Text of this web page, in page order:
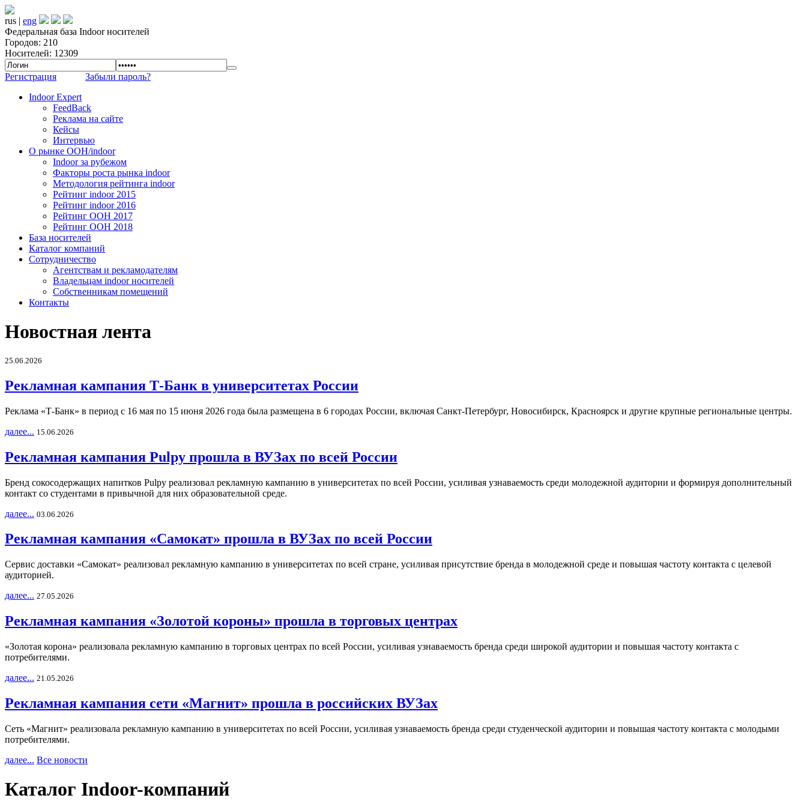
rus | eng
Федеральная база Indoor носителей
Городов: 210
Носителей: 12309
Регистрация
Забыли пароль?
Indoor Expert
FeedBack
Реклама на сайте
Кейсы
Интервью
О рынке OOH/indoor
Indoor за рубежом
Факторы роста рынка indoor
Методология рейтинга indoor
Рейтинг indoor 2015
Рейтинг indoor 2016
Рейтинг OOH 2017
Рейтинг OOH 2018
База носителей
Каталог компаний
Сотрудничество
Агентствам и рекламодателям
Владельцам indoor носителей
Собственникам помещений
Контакты
Новостная лента
25.06.2026
Рекламная кампания Т-Банк в университетах России
Реклама «Т-Банк» в период с 16 мая по 15 июня 2026 года была размещена в 6 городах России, включая Санкт-Петербург, Новосибирск, Красноярск и другие крупные региональные центры.
далее... 15.06.2026
Рекламная кампания Pulpy прошла в ВУЗах по всей России
Бренд сокосодержащих напитков Pulpy реализовал рекламную кампанию в университетах по всей России, усиливая узнаваемость среди молодежной аудитории и формируя дополнительный
контакт со студентами в привычной для них образовательной среде.
далее... 03.06.2026
Рекламная кампания «Самокат» прошла в ВУЗах по всей России
Сервис доставки «Самокат» реализовал рекламную кампанию в университетах по всей стране, усиливая присутствие бренда в молодежной среде и повышая частоту контакта с целевой
аудиторией.
далее... 27.05.2026
Рекламная кампания «Золотой короны» прошла в торговых центрах
«Золотая корона» реализовала рекламную кампанию в торговых центрах по всей России, усиливая узнаваемость бренда среди широкой аудитории и повышая частоту контакта с
потребителями.
далее... 21.05.2026
Рекламная кампания сети «Магнит» прошла в российских ВУЗах
Сеть «Магнит» реализовала рекламную кампанию в университетах по всей России, усиливая узнаваемость бренда среди студенческой аудитории и повышая частоту контакта с молодыми
потребителями.
далее... Все новости
Каталог Indoor-компаний